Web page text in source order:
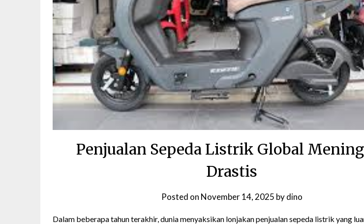
Penjualan Sepeda Listrik Global
Drastis
Posted on November 14, 2025 bydino
Dalam beberapa tahun terakhir, dunia menyaksikan lonjakan penjualan sepeda listrik yang